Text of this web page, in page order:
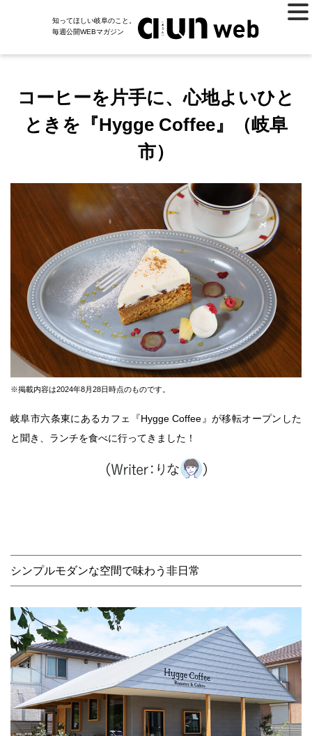
知ってほしい岐阜のこと。
毎週公開WEBマガジン
コーヒーを片手に、心地よいひと
ときを『Hygge Coffee』（岐阜
市）
※掲載内容は2024年8月28日時点のものです。
岐阜市六条東にあるカフェ『Hygge Coffee』が移転オープンした
と聞き、ランチを食べに行ってきました！
シンプルモダンな空間で味わう非日常